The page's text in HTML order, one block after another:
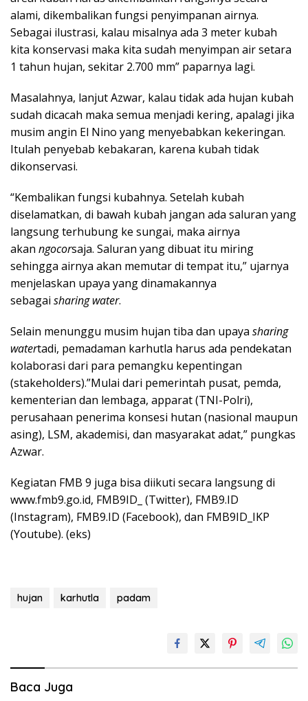
alami, dikembalikan fungsi penyimpanan airnya.
Sebagai ilustrasi, kalau misalnya ada 3 meter kubah
kita konservasi maka kita sudah menyimpan air setara
1 tahun hujan, sekitar 2.700 mm” paparnya lagi.
Masalahnya, lanjut Azwar, kalau tidak ada hujan kubah
sudah dicacah maka semua menjadi kering, apalagi jika
musim angin El Nino yang menyebabkan kekeringan.
Itulah penyebab kebakaran, karena kubah tidak
dikonservasi.
“Kembalikan fungsi kubahnya. Setelah kubah
diselamatkan, di bawah kubah jangan ada saluran yang
langsung terhubung ke sungai, maka airnya
akan ngocorsaja. Saluran yang dibuat itu miring
sehingga airnya akan memutar di tempat itu,” ujarnya
menjelaskan upaya yang dinamakannya
sebagai sharing water.
Selain menunggu musim hujan tiba dan upaya sharing
watertadi, pemadaman karhutla harus ada pendekatan
kolaborasi dari para pemangku kepentingan
(stakeholders).”Mulai dari pemerintah pusat, pemda,
kementerian dan lembaga, apparat (TNI-Polri),
perusahaan penerima konsesi hutan (nasional maupun
asing), LSM, akademisi, dan masyarakat adat,” pungkas
Azwar.
Kegiatan FMB 9 juga bisa diikuti secara langsung di
www.fmb9.go.id, FMB9ID_ (Twitter), FMB9.ID
(Instagram), FMB9.ID (Facebook), dan FMB9ID_IKP
(Youtube). (eks)
hujan karhutla padam
Baca Juga